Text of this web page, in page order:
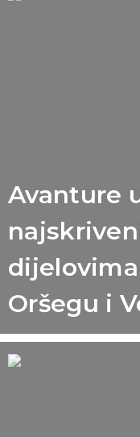
Avanture
Oršegu i